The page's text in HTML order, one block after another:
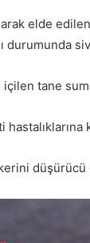
elde
durumunda
tane